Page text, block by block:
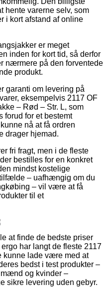
hente varerne selv, som
i kort afstand af online
er meget
inden for kort tid, så derfor
nærmere på den forventede
produkt.
garanti om levering på
eksempelvis 2117 OF
– Rød – Str. L, som
forud for et bestemt
nå at få ordren
drager hjemad.
fri fragt, men i de fleste
bestilles for en konkret
mindst kostelige
– uafhængig om du
– vil være at få
til et
at finde de bedste priser
har langt de fleste 2117
kunne lade være med at
bedst i test produkter –
og kvinder –
sikre levering uden gebyr.